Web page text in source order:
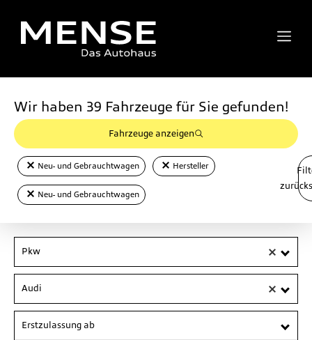
Wir haben 39 Fahrzeuge für Sie gefunden!
Fahrzeuge anzeigen
Neu- und Gebrauchtwagen Hersteller
Neu- und Gebrauchtwagen
Pkw
Audi
Erstzulassung ab